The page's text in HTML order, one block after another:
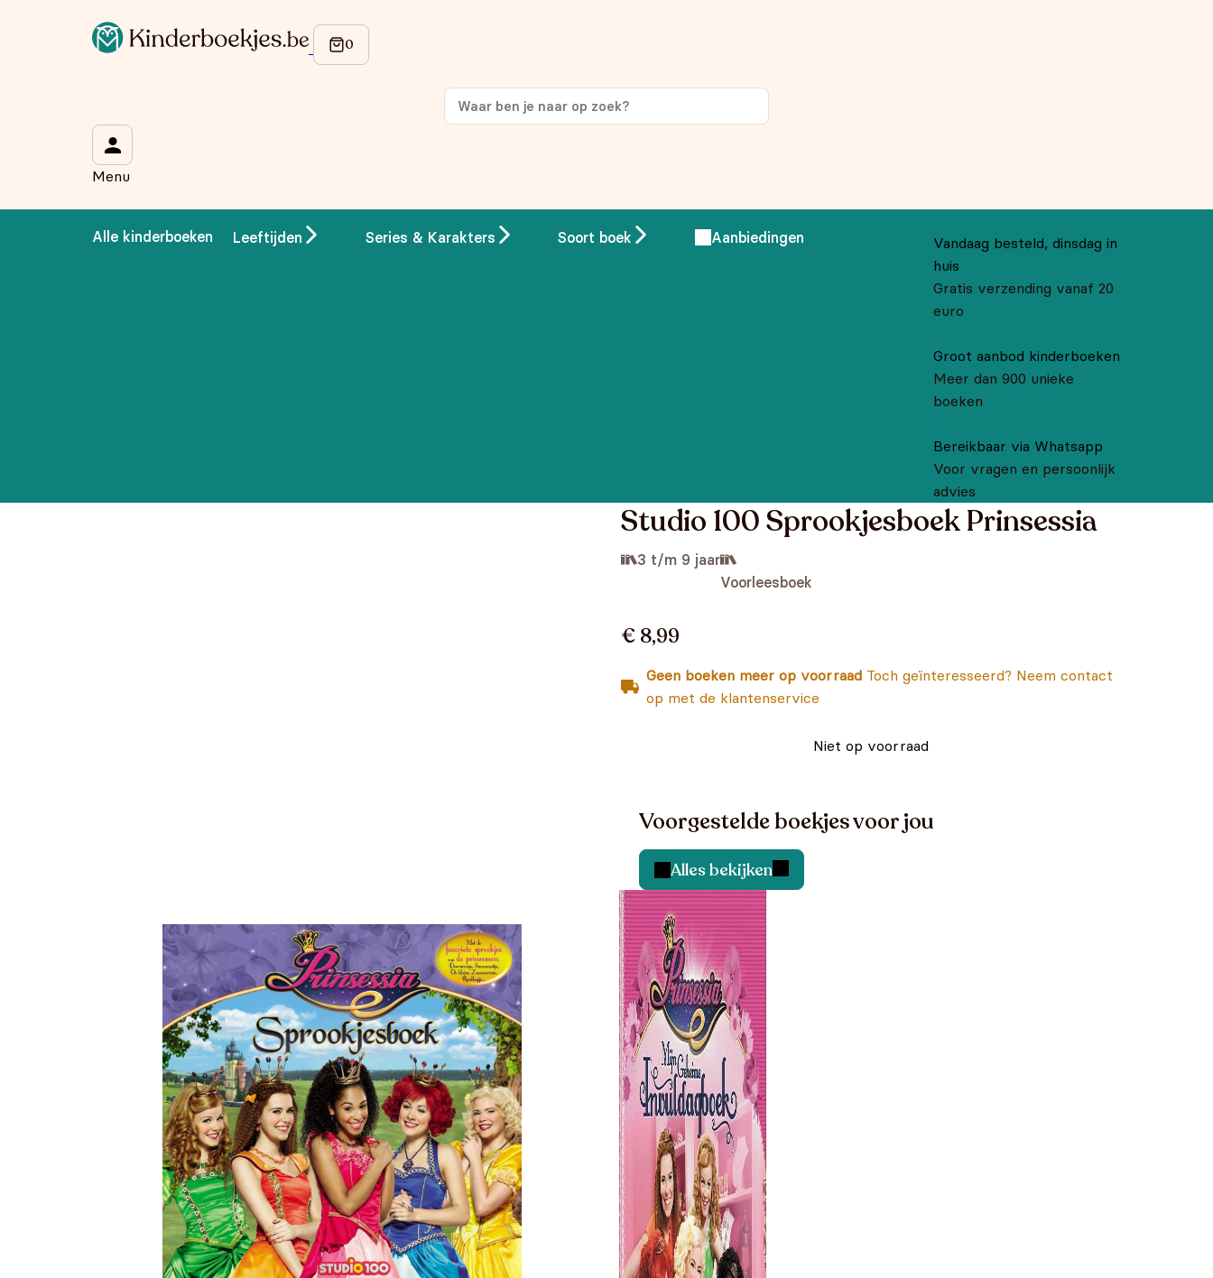
Menu
Alle kinderboeken Leeftijden Series & Karakters Soort boek Aanbiedingen
Vandaag besteld, dinsdag in
huis
Gratis verzending vanaf 20
euro
Groot aanbod kinderboeken
Meer dan 900 unieke
boeken
Bereikbaar via Whatsapp
Voor vragen en persoonlijk
advies
Studio 100 Sprookjesboek Prinsessia
3 t/m 9 jaar
Voorleesboek
€ 8,99
Geen boeken meer op voorraad Toch geïnteresseerd? Neem contact
op met de klantenservice
Niet op voorraad
Voorgestelde boekjes voor jou
Alles bekijken
Op de hoogte blijven van onze acties?
op je eerste aankoop!
Wat is je voornaam?